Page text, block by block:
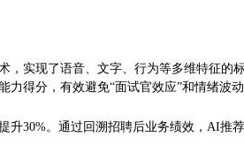
实现了语音、文字、行为等多维特征
得分，有效避免“面试官效应”和情绪波动
30%。通过回溯招聘后业务绩效，AI推